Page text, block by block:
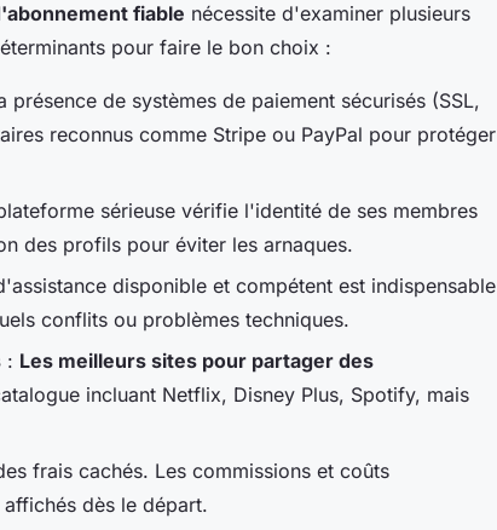
fiable nécessite d'examiner plusieurs
pour faire le bon choix :
présence de systèmes de paiement sécurisés (SSL,
reconnus comme Stripe ou PayPal pour protéger
sérieuse vérifie l'identité de ses membres
des profils pour éviter les arnaques.
disponible et compétent est indispensable
conflits ou problèmes techniques.
: Les meilleurs sites pour partager des
incluant Netflix, Disney Plus, Spotify, mais
frais cachés. Les commissions et coûts
dès le départ.